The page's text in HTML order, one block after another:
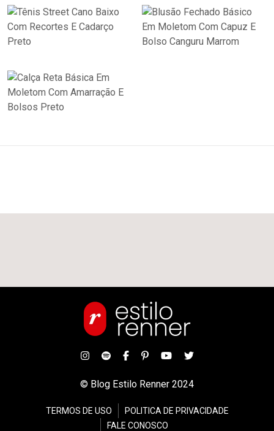
© Blog Estilo Renner 2024
TERMOS DE USO
POLITICA DE PRIVACIDADE
FALE CONOSCO